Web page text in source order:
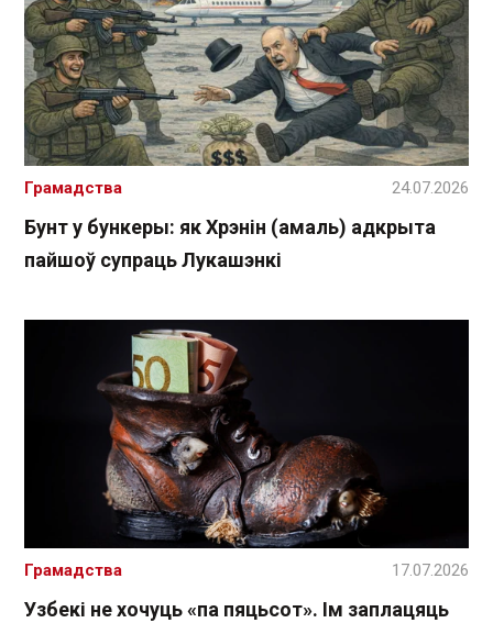
Бунт у бункеры: як Хрэнін (амаль) адкрыта
пайшоў супраць Лукашэнкі
Грамадства 24.07.2026
Узбекі не хочуць «па пяцьсот». Ім заплацяць
Грамадства 17.07.2026